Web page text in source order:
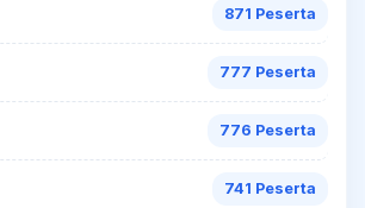
871 Peserta
777 Peserta
776 Peserta
741 Peserta